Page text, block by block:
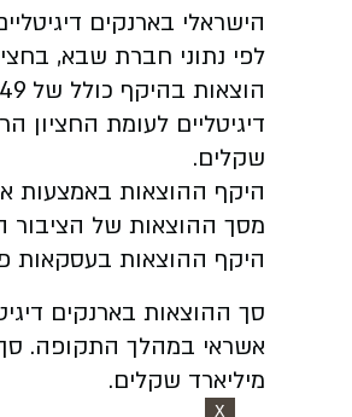
הישראלי בארנקים
שקלים.
מסך ההוצאות של הציבור
היקף ההוצאות בעסקאות פיזיות
מיליארד שקלים.
X